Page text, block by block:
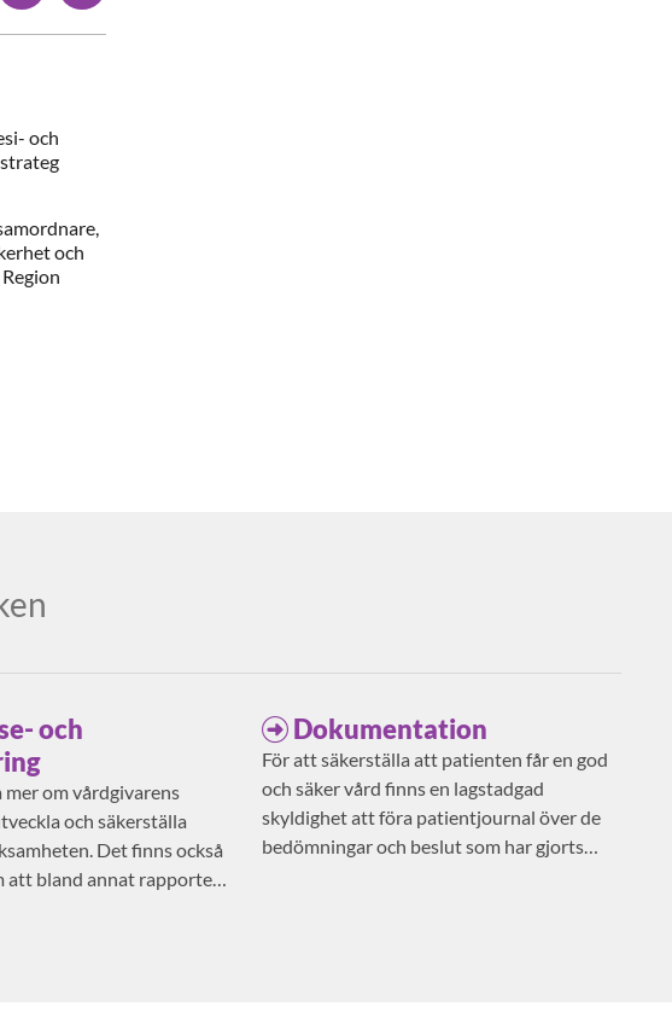
och
och
och
mer om vårdgivarens
och säkerställa
Det finns också
att bland annat rapportera
Dokumentation
För att säkerställa att patienten får en god
och säker vård finns en lagstadgad
skyldighet att föra patientjournal över de
bedömningar och beslut som har gjorts